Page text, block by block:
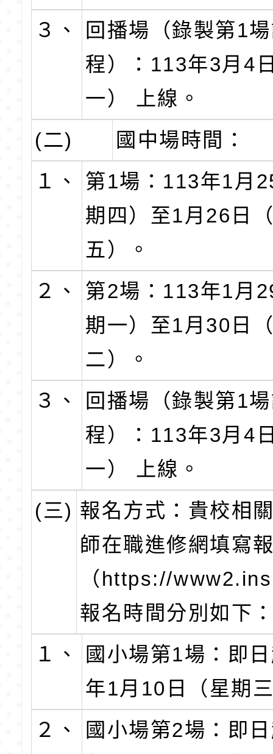
３、
回播場（錄製第1
程）：113年3月4
一） 上線。
(二)
國中場時間：
１、
第1場：113年1月
期四）至1月26日
五）。
２、
第2場：113年1月
期一）至1月30日
二）。
３、
回播場（錄製第1
程）：113年3月4
一） 上線。
(三) 報名方式：貴校相
師在職進修網填寫
（https://
報名時間分別如下
１、
國小場第1場：即
年1月10日（星期
２、
國小場第2場：即